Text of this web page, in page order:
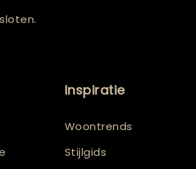
Inspiratie
Woontrends
Stijlgids